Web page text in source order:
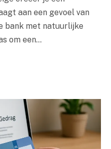
aan een gevoel van
bank met natuurlijke
om een…